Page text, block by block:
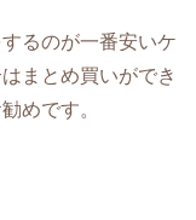
るのが一番安いケ
まとめ買いができ
めです。